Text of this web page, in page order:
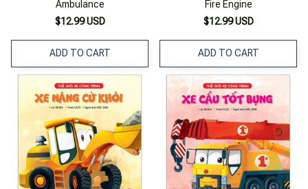
Ambulance
$12.99 USD
ADD TO CART
Fire Engine
$12.99 USD
ADD TO CART